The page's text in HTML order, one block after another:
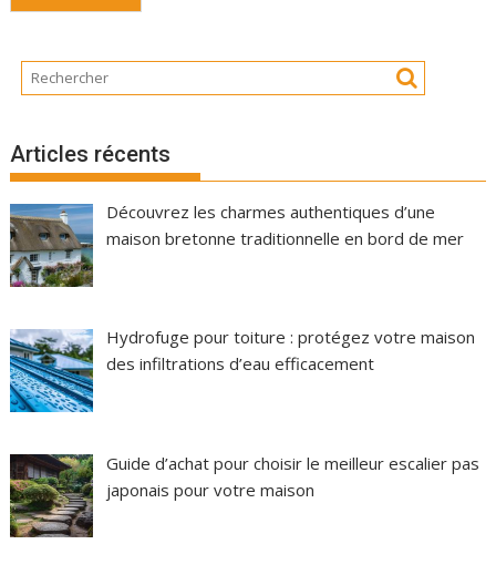
Articles récents
Découvrez les charmes authentiques d’une
maison bretonne traditionnelle en bord de mer
Hydrofuge pour toiture : protégez votre maison
des infiltrations d’eau efficacement
Guide d’achat pour choisir le meilleur escalier pas
japonais pour votre maison